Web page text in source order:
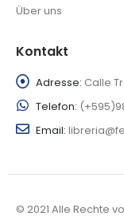
Über uns
Kontakt
Adresse: Calle
Telefon:
Email:
© 2021 Alle Rechte